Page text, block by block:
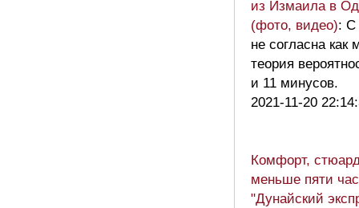
из Измаила в
(фото, видео): С
не согласна
теория
и 11 минусов.
2021-11-20
Комфорт,
меньше пяти
"Дунайский